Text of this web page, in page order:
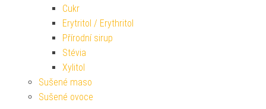
Cukr
Erytritol / Erythritol
Přírodní sirup
Stévia
Xylitol
Sušené maso
Sušené ovoce